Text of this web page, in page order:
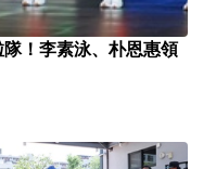
！李素泳、朴恩惠領